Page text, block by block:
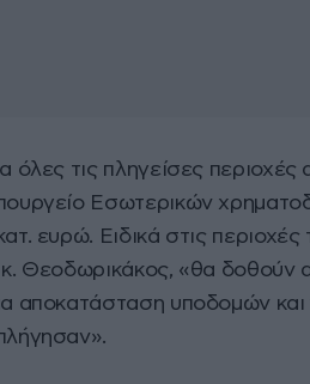
όλες τις πληγείσες
Εσωτερικών
ευρώ. Ειδικά στις
Θεοδωρικάκος, «θα δοθούν
αποκατάσταση υποδομών και